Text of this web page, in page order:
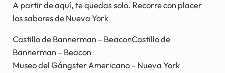
A partir de aquí, te quedas solo. Recorre con placer
los sabores de Nueva York
Castillo de Bannerman – BeaconCastillo de
Bannerman – Beacon
Museo del Gángster Americano – Nueva York